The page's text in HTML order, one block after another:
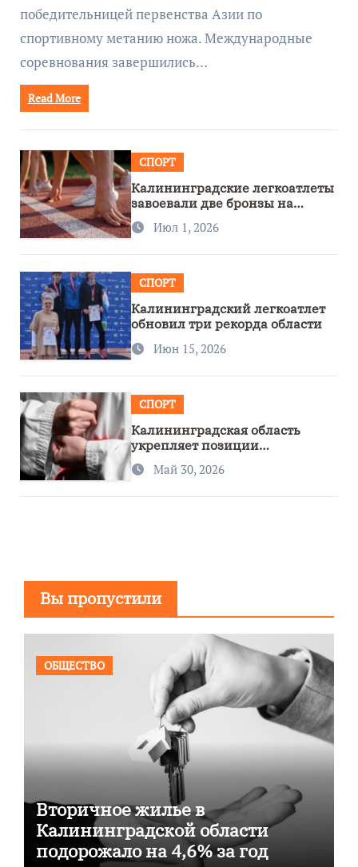
победительницей первенства Азии по
спортивному метанию ножа. Международные
соревнования завершились…
Read More
СПОРТ
Калининградские легкоатлеты
завоевали две бронзы на
первенстве России
Июл 1, 2026
СПОРТ
Калининградский легкоатлет
обновил три рекорда области
Июн 15, 2026
СПОРТ
Калининградская область
укрепляет позиции
спортивного региона
Май 30, 2026
Вы пропустили
ОБЩЕСТВО
Вторичное жилье в
Калининградской области
подорожало на 4,6% за год